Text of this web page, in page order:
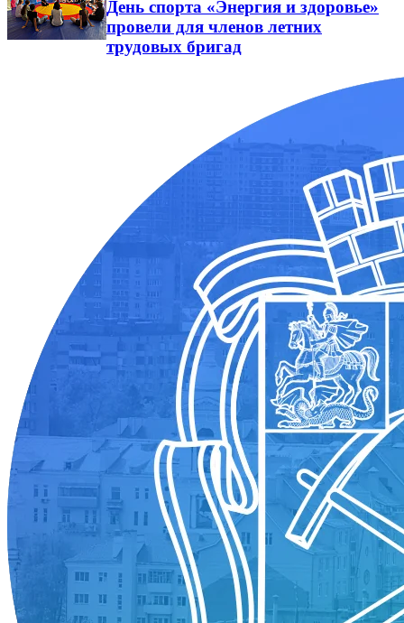
День спорта «Энергия и здоровье»
провели для членов летних
трудовых бригад